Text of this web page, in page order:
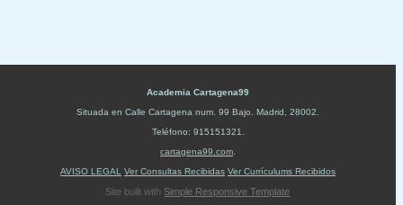
Academia Cartagena99
Situada en Calle Cartagena num. 99 Bajo Madrid 28002
Teléfono: 915151321
cartagena99.com
AVISO LEGAL
Ver Consultas Recibidas Ver Currículums Recibidos
Site built with Simple Responsive Template